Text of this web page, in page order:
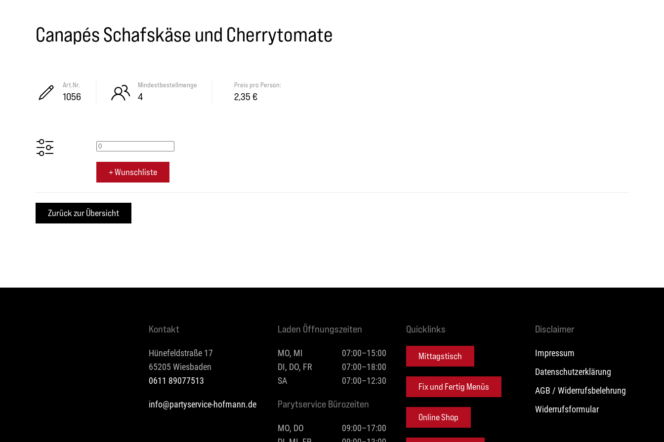
Canapés Schafskäse und Cherrytomate
Art.Nr.
1056
Mindestbestellmenge
4
Preis pro Person:
2,35 €
+ Wunschliste
Kontakt
Hünefeldstraße 17
65205 Wiesbaden
0611 89077513
info@partyservice-hofmann.de
Laden Öffnungszeiten
MO, MI
07:00–15:00
DI, DO, FR
07:00–18:00
SA
07:00–12:30
Parytservice Bürozeiten
MO, DO
09:00–17:00
Quicklinks
Mittagstisch
Fix und Fertig Menüs
Online Shop
Disclaimer
Impressum
Datenschutzerklärung
AGB / Widerrufsbelehrung
Widerrufsformular